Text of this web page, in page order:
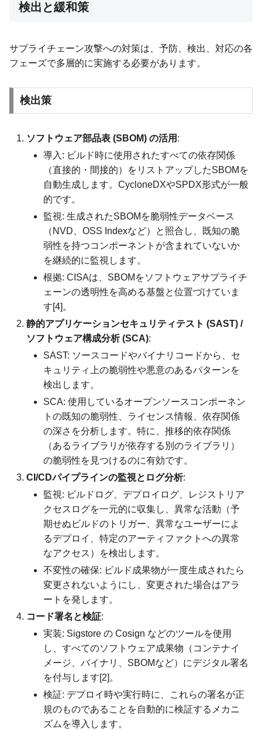
検出と緩和策
サプライチェーン攻撃への対策は、予防、検出、対応の各
フェーズで多層的に実施する必要があります。
検出策
ソフトウェア部品表 (SBOM) の活用 :
導入: ビルド時に使用されたすべての依存関係
（直接的・間接的）をリストアップしたSBOMを
自動生成します。CycloneDXやSPDX形式が一般
的です。
監視: 生成されたSBOMを脆弱性データベース
（NVD、OSS Indexなど）と照合し、既知の脆
弱性を持つコンポーネントが含まれていないか
を継続的に監視します。
根拠: CISAは、SBOMをソフトウェアサプライチ
ェーンの透明性を高める基盤と位置づけていま
す[4]。
静的アプリケーションセキュリティテスト (SAST) /
ソフトウェア構成分析 (SCA):
SAST: ソースコードやバイナリコードから、セ
キュリティ上の脆弱性や悪意のあるパターンを
検出します。
SCA: 使用しているオープンソースコンポーネン
トの既知の脆弱性、ライセンス情報、依存関係
の深さを分析します。特に、推移的依存関係
（あるライブラリが依存する別のライブラリ）
の脆弱性を見つけるのに有効です。
CI/CDパイプラインの監視とログ分析:
監視: ビルドログ、デプロイログ、レジストリア
クセスログを一元的に収集し、異常な活動（予
期せぬビルドのトリガー、異常なユーザーによ
るデプロイ、特定のアーティファクトへの異常
なアクセス）を検出します。
不変性の確保: ビルド成果物が一度生成されたら
変更されないようにし、変更された場合はアラ
ートを発します。
コード署名と検証:
実装: Sigstore の Cosign などのツールを使用
し、すべてのソフトウェア成果物（コンテナイ
メージ、バイナリ、SBOMなど）にデジタル署名
を付与します[2]。
検証: デプロイ時や実行時に、これらの署名が正
規のものであることを自動的に検証するメカニ
ズムを導入します。